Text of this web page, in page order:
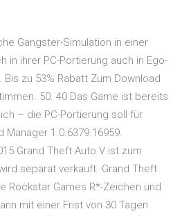
Gangster-Simulation in einer
in ihrer PC-Portierung auch in Ego-
zu 53% Rabatt Zum Download
50. 40 Das Game ist bereits
– die PC-Portierung soll für
Manager 1.0.6379.16959.
Grand Theft Auto V ist zum
separat verkauft. Grand Theft
Rockstar Games R*-Zeichen und
mit einer Frist von 30 Tagen